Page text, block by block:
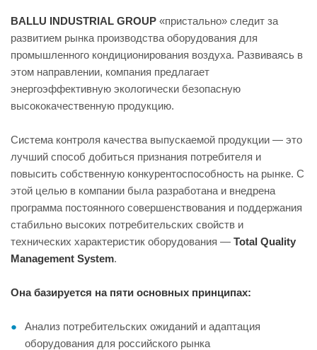
BALLU INDUSTRIAL GROUP «пристально» следит за
развитием рынка производства оборудования для
промышленного кондиционирования воздуха. Развиваясь в
этом направлении, компания предлагает
энергоэффективную экологически безопасную
высококачественную продукцию.
Система контроля качества выпускаемой продукции — это
лучший способ добиться признания потребителя и
повысить собственную конкурентоспособность на рынке. С
этой целью в компании была разработана и внедрена
программа постоянного совершенствования и поддержания
стабильно высоких потребительских свойств и
технических характеристик оборудования — Total Quality
Management System.
Она базируется на пяти основных принципах:
Анализ потребительских ожиданий и адаптация
оборудования для российского рынка